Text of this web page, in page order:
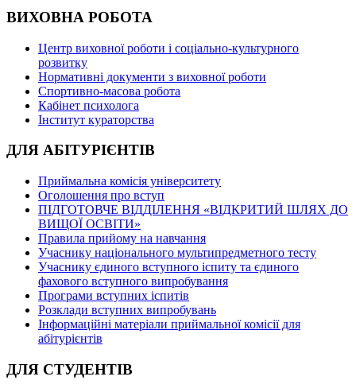
ВИХОВНА РОБОТА
Центр виховної роботи і соціально-культурного
розвитку
Нормативні документи з виховної роботи
Спортивно-масова робота
Кабінет психолога
Інститут кураторства
ДЛЯ АБІТУРІЄНТІВ
Приймальна комісія університету
Оголошення про вступ
ПІДГОТОВЧЕ ВІДДІЛЕННЯ «ВІДКРИТИЙ ШЛЯХ ДО
ВИЩОЇ ОСВІТИ»
Правила прийому на навчання
Учаснику національного мультипредметного тесту
Учаснику єдиного вступного іспиту та єдиного
фахового вступного випробування
Програми вступних іспитів
Розклади вступних випробувань
Інформаційні матеріали приймальної комісії для
абітурієнтів
ДЛЯ СТУДЕНТІВ